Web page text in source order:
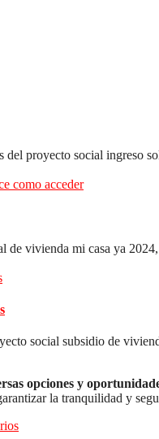
del proyecto social ingreso
de vivienda mi casa ya
social subsidio de
opciones y
la tranquilidad y